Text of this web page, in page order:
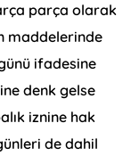
parça olarak
maddelerinde
ifadesine
denk gelse
iznine hak
de dahil